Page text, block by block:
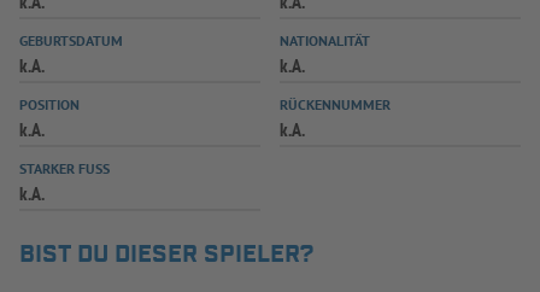
SPIELPLUS
GEBURTSDATUM
k.A.
NATIONALITÄT
k.A.
POSITION
k.A.
RÜCKENNUMMER
k.A.
STARKER FUSS
k.A.
BIST DU DIESER SPIELER?